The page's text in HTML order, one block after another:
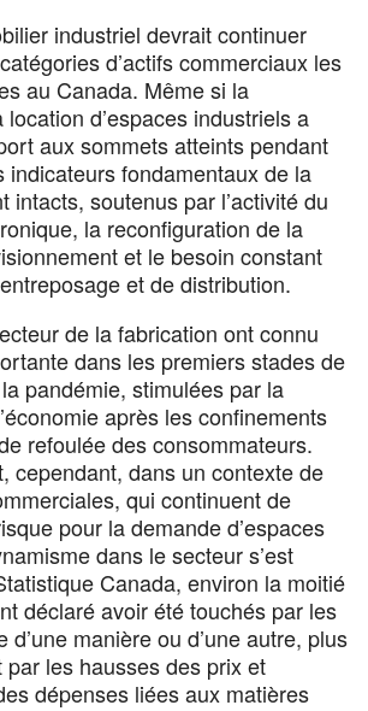
industriel devrait continuer
d’actifs commerciaux les
au Canada. Même si la
d’espaces industriels a
aux sommets atteints pendant
indicateurs fondamentaux de la
intacts, soutenus par l’activité du
la reconfiguration de la
et le besoin constant
et de distribution.
de la fabrication ont connu
dans les premiers stades de
pandémie, stimulées par la
après les confinements
refoulée des consommateurs.
cependant, dans un contexte de
qui continuent de
pour la demande d’espaces
dans le secteur s’est
Canada, environ la moitié
déclaré avoir été touchés par les
d’une manière ou d’une autre, plus
les hausses des prix et
dépenses liées aux matières